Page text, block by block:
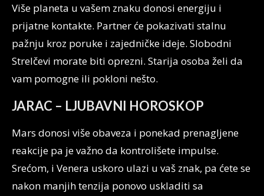
Više planeta u vašem znaku donosi energiju i
prijatne kontakte. Partner će pokazivati stalnu
pažnju kroz poruke i zajedničke ideje. Slobodni
Strelčevi morate biti oprezni. Starija osoba želi da
vam pomogne ili pokloni nešto.
JARAC – LJUBAVNI HOROSKOP
Mars donosi više obaveza i ponekad prenagljene
reakcije pa je važno da kontrolišete impulse.
Srećom, i Venera uskoro ulazi u vaš znak, pa ćete se
nakon manjih tenzija ponovo uskladiti sa